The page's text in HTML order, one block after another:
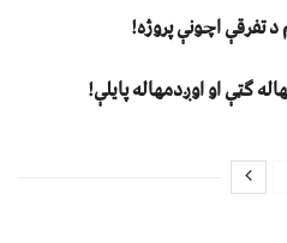
د تفرقې اچونې پروژه!
ګټې او اوږدمهاله پایلې!